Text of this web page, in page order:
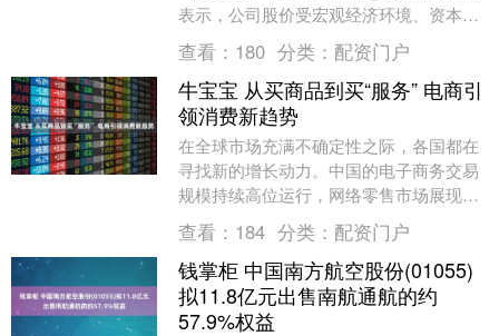
表示，公司股价受宏观经济环境、资本市
场情绪、行业发展周期等多重因素综合影
响，请注意投....
查看： 180 分类： 配资门户
牛宝宝 从买商品到买“服务” 电商引
领消费新趋势
在全球市场充满不确定性之际，各国都在
寻找新的增长动力。中国的电子商务交易
规模持续高位运行，网络零售市场展现出
强大的韧性与活力。数字消费、产业赋能
和全球协同正在勾....
查看： 184 分类： 配资门户
钱掌柜 中国南方航空股份(01055)
拟11.8亿元出售南航通航的约
57.9%权益